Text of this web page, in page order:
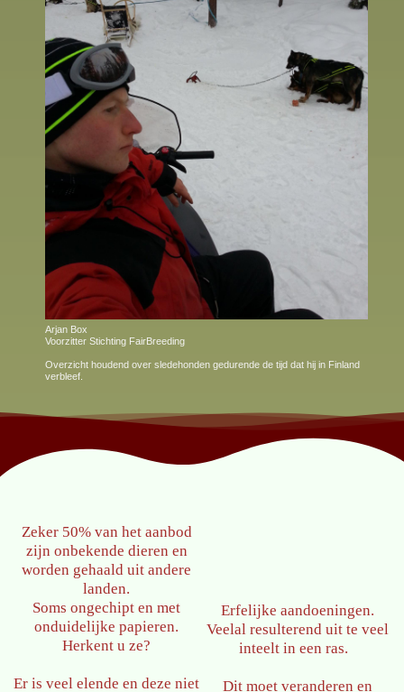
Arjan Box
Voorzitter Stichting FairBreeding
Overzicht houdend over sledehonden gedurende de tijd dat hij in Finland
verbleef.
Zeker 50% van het aanbod
zijn onbekende dieren en
worden gehaald uit andere
landen.
Soms ongechipt en met
onduidelijke papieren.
Herkent u ze?
Er is veel elende en deze niet
Erfelijke aandoeningen.
Veelal resulterend uit te veel
inteelt in een ras.
Dit moet veranderen en